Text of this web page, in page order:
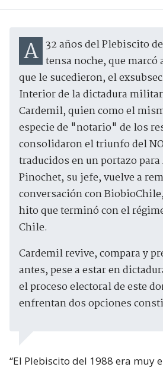
A 32 años del Plebiscito de 1988, de una tensa noche, que marcó
que le sucedieron, el
Interior de la dictadura
Cardemil, quien como el
especie de "notario" de los
consolidaron el triunfo del
traducidos en un portazo
Pinochet, su jefe, vuelve a
conversación con
hito que terminó con el
Chile.
Cardemil revive, compara y
antes, pese a estar en
el proceso electoral de este
enfrentan dos opciones
“El Plebiscito del 1988 era muy